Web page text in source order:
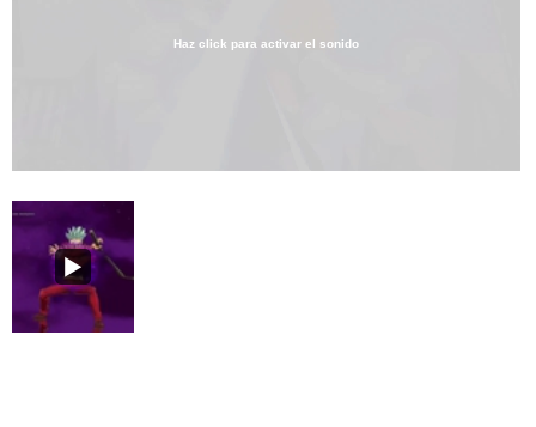
Haz click para activar el sonido